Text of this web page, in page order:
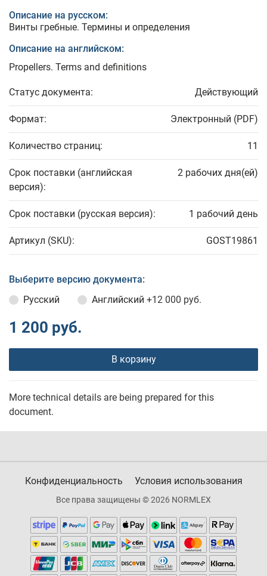
Описание на русском:
Винты гребные. Термины и определения
Описание на английском:
Propellers. Terms and definitions
Статус документа: Действующий
Формат: Электронный (PDF)
Количество страниц: 11
Срок поставки (английская
версия):
2 рабочих дня(ей)
Срок поставки (русская версия): 1 рабочий день
Артикул (SKU): GOST19861
Выберите версию документа:
Русский
Английский +12 000 руб.
1 200 руб.
В корзину
More technical details are being prepared for this
document.
Конфиденциальность Условия использования
Все права защищены © 2026 NORMLEX